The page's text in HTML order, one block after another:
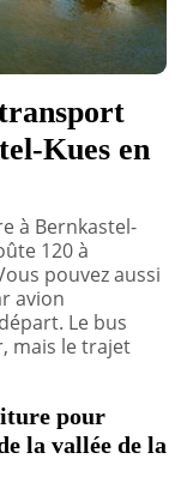
Kues en
à Bernkastel-
120 à
pouvez aussi
avion
Le bus
mais le trajet
pour
la vallée de la